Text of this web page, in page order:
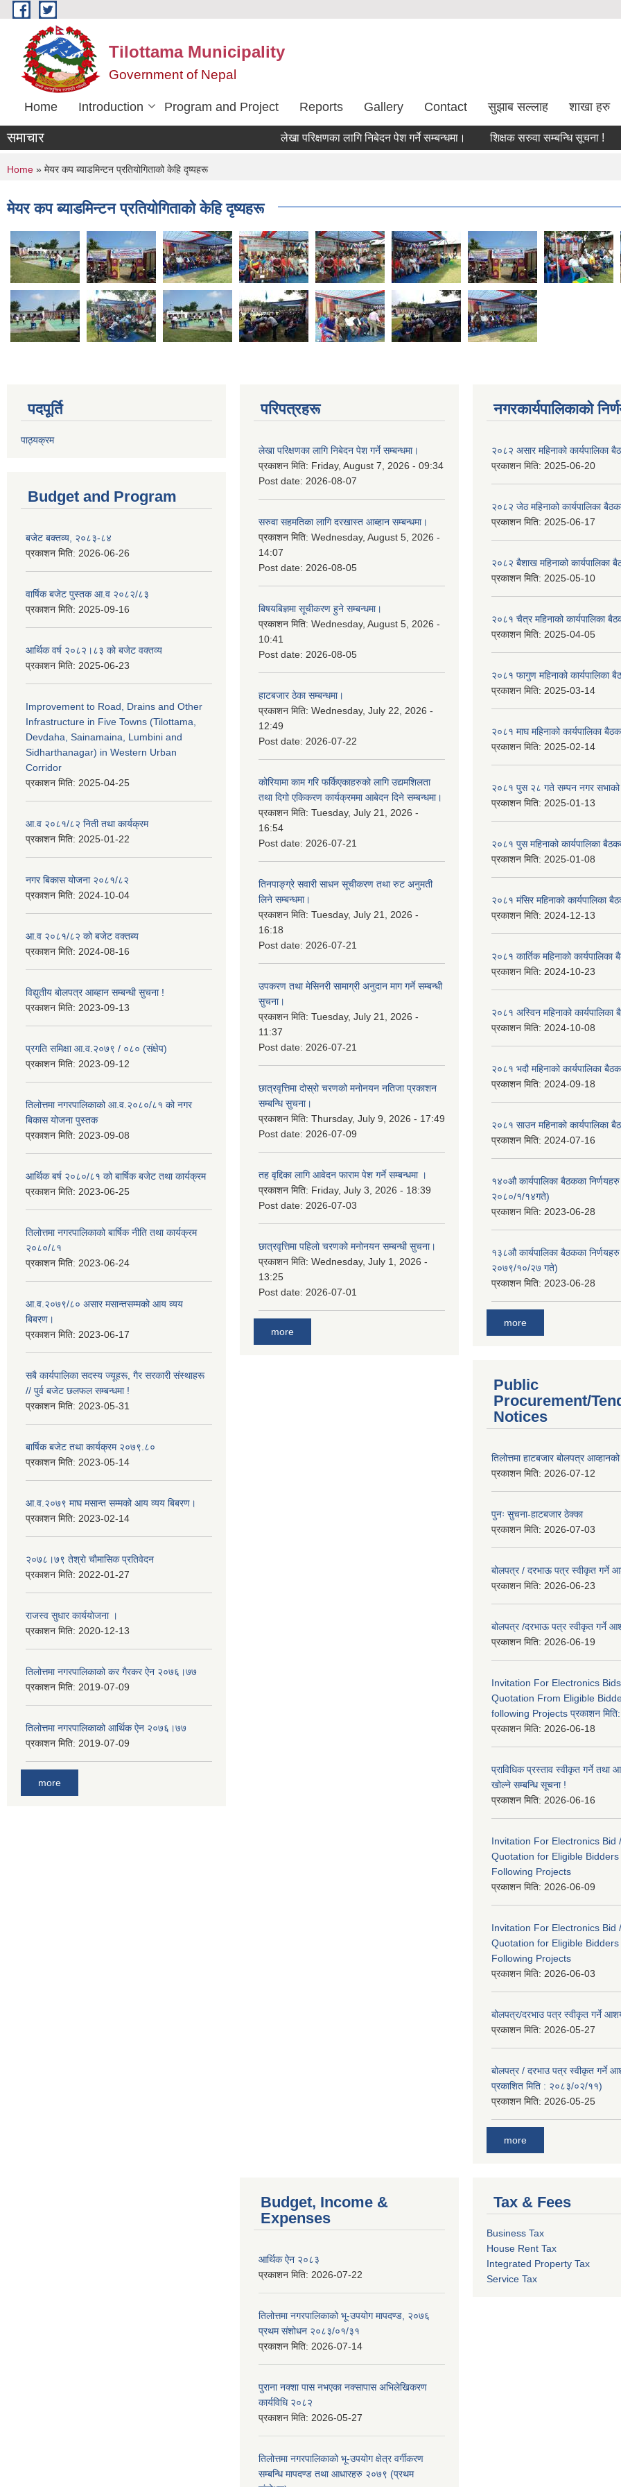
Skip to main content
Tilottama Municipality
Government of Nepal
Home Introduction Program and Project Reports Gallery Contact सुझाब सल्लाह शाखा हरु
समाचार लेखा परिक्षणका लागि निबेदन पेश गर्ने सम्बन्धमा। शिक्षक सरुवा सम्बन्धि सूचना !
You are here
Home » मेयर कप ब्याडमिन्टन प्रतियोगिताको केहि दृष्यहरू
मेयर कप ब्याडमिन्टन प्रतियोगिताको केहि दृष्यहरू
पदपूर्ति
पाठ्यक्रम
Budget and Program
बजेट बक्तव्य, २०८३-८४
प्रकाशन मिति: 2026-06-26
वार्षिक बजेट पुस्तक आ.व २०८२/८३
प्रकाशन मिति: 2025-09-16
आर्थिक वर्ष २०८२।८३ को बजेट वक्तव्य
प्रकाशन मिति: 2025-06-23
Improvement to Road, Drains and Other
Infrastructure in Five Towns (Tilottama,
Devdaha, Sainamaina, Lumbini and
Sidharthanagar) in Western Urban
Corridor
प्रकाशन मिति: 2025-04-25
आ.व २०८१/८२ निती तथा कार्यक्रम
प्रकाशन मिति: 2025-01-22
नगर बिकास योजना २०८१/८२
प्रकाशन मिति: 2024-10-04
आ.व २०८१/८२ को बजेट वक्तब्य
प्रकाशन मिति: 2024-08-16
विद्युतीय बोलपत्र आब्हान सम्बन्धी सुचना !
प्रकाशन मिति: 2023-09-13
प्रगति समिक्षा आ.व.२०७९ / ०८० (संक्षेप)
प्रकाशन मिति: 2023-09-12
तिलोत्तमा नगरपालिकाको आ.व.२०८०/८१ को नगर
बिकास योजना पुस्तक
प्रकाशन मिति: 2023-09-08
आर्थिक बर्ष २०८०/८१ को बार्षिक बजेट तथा कार्यक्रम
प्रकाशन मिति: 2023-06-25
तिलोत्तमा नगरपालिकाको बार्षिक नीति तथा कार्यक्रम
२०८०/८१
प्रकाशन मिति: 2023-06-24
आ.व.२०७९/८० असार मसान्तसम्मको आय व्यय
बिबरण।
प्रकाशन मिति: 2023-06-17
सबै कार्यपालिका सदस्य ज्यूहरू, गैर सरकारी संस्थाहरू
// पुर्व बजेट छलफल सम्बन्धमा !
प्रकाशन मिति: 2023-05-31
बार्षिक बजेट तथा कार्यक्रम २०७९.८०
प्रकाशन मिति: 2023-05-14
आ.व.२०७९ माघ मसान्त सम्मको आय व्यय बिबरण।
प्रकाशन मिति: 2023-02-14
२०७८।७९ तेश्राे चाैमासिक प्रतिवेदन
प्रकाशन मिति: 2022-01-27
राजस्व सुधार कार्ययाेजना ।
प्रकाशन मिति: 2020-12-13
तिलोत्तमा नगरपालिकाको कर गैरकर ऐन २०७६।७७
प्रकाशन मिति: 2019-07-09
तिलोत्तमा नगरपालिकाको आर्थिक ऐन २०७६।७७
प्रकाशन मिति: 2019-07-09
more
परिपत्रहरू
लेखा परिक्षणका लागि निबेदन पेश गर्ने सम्बन्धमा।
प्रकाशन मिति: Friday, August 7, 2026 - 09:34
Post date: 2026-08-07
सरुवा सहमतिका लागि दरखास्त आब्हान सम्बन्धमा।
प्रकाशन मिति: Wednesday, August 5, 2026 -
14:07
Post date: 2026-08-05
बिषयबिज्ञमा सूचीकरण हुने सम्बन्धमा।
प्रकाशन मिति: Wednesday, August 5, 2026 -
10:41
Post date: 2026-08-05
हाटबजार ठेका सम्बन्धमा।
प्रकाशन मिति: Wednesday, July 22, 2026 -
12:49
Post date: 2026-07-22
कोरियामा काम गरि फर्किएकाहरुको लागि उद्यमशिलता
तथा दिगो एकिकरण कार्यक्रममा आबेदन दिने सम्बन्धमा।
प्रकाशन मिति: Tuesday, July 21, 2026 -
16:54
Post date: 2026-07-21
तिनपाङ्ग्रे सवारी साधन सूचीकरण तथा रुट अनुमती
लिने सम्बन्धमा।
प्रकाशन मिति: Tuesday, July 21, 2026 -
16:18
Post date: 2026-07-21
उपकरण तथा मेसिनरी सामाग्री अनुदान माग गर्ने सम्बन्धी
सुचना।
प्रकाशन मिति: Tuesday, July 21, 2026 -
11:37
Post date: 2026-07-21
छात्रवृत्तिमा दोस्रो चरणको मनोनयन नतिजा प्रकाशन
सम्बन्धि सुचना।
प्रकाशन मिति: Thursday, July 9, 2026 - 17:49
Post date: 2026-07-09
तह वृद्दिका लागि आवेदन फाराम पेश गर्ने सम्बन्धमा ।
प्रकाशन मिति: Friday, July 3, 2026 - 18:39
Post date: 2026-07-03
छात्रवृत्तिमा पहिलो चरणको मनोनयन सम्बन्धी सुचना।
प्रकाशन मिति: Wednesday, July 1, 2026 -
13:25
Post date: 2026-07-01
more
नगरकार्यपालिकाकाे
२०८२ असार महिनाको कार्यपालिका
प्रकाशन मिति: 2025-06-20
२०८२ जेठ महिनाको कार्यपालिका
प्रकाशन मिति: 2025-06-17
२०८२ बैशाख महिनाको कार्यपालिका
प्रकाशन मिति: 2025-05-10
२०८१ चैत्र महिनाको कार्यपालिका
प्रकाशन मिति: 2025-04-05
२०८१ फागुण महिनाको कार्यपालिका
प्रकाशन मिति: 2025-03-14
२०८१ माघ महिनाको कार्यपालिका
प्रकाशन मिति: 2025-02-14
२०८१ पुस २८ गते सम्प‍न नगर सभाको
प्रकाशन मिति: 2025-01-13
२०८१ पुस महिनाको कार्यपालिका
प्रकाशन मिति: 2025-01-08
२०८१ मंसिर महिनाको कार्यपालिका
प्रकाशन मिति: 2024-12-13
२०८१ कार्तिक महिनाको कार्यपालिका
प्रकाशन मिति: 2024-10-23
२०८१ अस्विन महिनाको कार्यपालिका
प्रकाशन मिति: 2024-10-08
२०८१ भदौ महिनाको कार्यपालिका
प्रकाशन मिति: 2024-09-18
२०८१ साउन महिनाको कार्यपालिका
प्रकाशन मिति: 2024-07-16
१४०औ कार्यपालिका बैठकका निर्णयहरु
२०८०/१/१४गते)
प्रकाशन मिति: 2023-06-28
१३८औ कार्यपालिका बैठकका निर्णयहरु
२०७९/१०/२७ गते)
प्रकाशन मिति: 2023-06-28
more
Public
Procurement/
Notices
तिलोत्तमा हाटबजार बोलपत्र
प्रकाशन मिति: 2026-07-12
पुनः सुचना-हाटबजार ठेक्का
प्रकाशन मिति: 2026-07-03
बोलपत्र / दरभाऊ पत्र स्वीकृत गर्ने
प्रकाशन मिति: 2026-06-23
बोलपत्र /दरभाऊ पत्र स्वीकृत गर्ने
प्रकाशन मिति: 2026-06-19
Invitation For Electronics
Quotation From Eligible
following Projects प्रकाशन
प्रकाशन मिति: 2026-06-18
प्राविधिक प्रस्ताव स्वीकृत गर्ने तथा
खोल्ने सम्बन्धि सूचना !
प्रकाशन मिति: 2026-06-16
Invitation For Electronics Bid
Quotation for Eligible
Following Projects
प्रकाशन मिति: 2026-06-09
Invitation For Electronics Bid
Quotation for Eligible
Following Projects
प्रकाशन मिति: 2026-06-03
बोलपत्र/दरभाउ पत्र स्वीकृत गर्ने
प्रकाशन मिति: 2026-05-27
बोलपत्र / दरभाउ पत्र स्वीकृत गर्ने
प्रकाशित मिति : २०८३/०२/११)
प्रकाशन मिति: 2026-05-25
more
Budget, Income &
Expenses
आर्थिक ऐन २०८३
प्रकाशन मिति: 2026-07-22
तिलोत्तमा नगरपालिकाको भू-उपयोग मापदण्ड, २०७६
प्रथम संशोधन २०८३/०१/३१
प्रकाशन मिति: 2026-07-14
पुराना नक्शा पास नभएका नक्सापास अभिलेखिकरण
कार्यविधि २०८२
प्रकाशन मिति: 2026-05-27
तिलोत्तमा नगरपालिकाको भू-उपयोग क्षेत्र वर्गीकरण
सम्बन्धि मापदण्ड तथा आधारहरु २०७९ (प्रथम
Tax & Fees
Business Tax
House Rent Tax
Integrated Property Tax
Service Tax